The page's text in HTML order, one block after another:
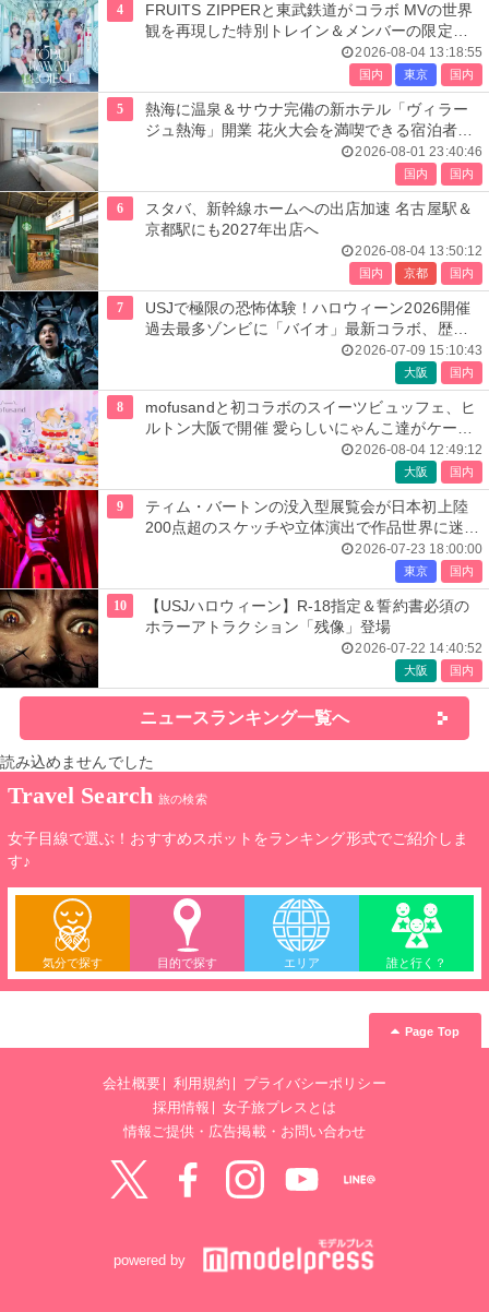
4
FRUITS ZIPPERと東武鉄道がコラボ MVの世界
観を再現した特別トレイン＆メンバーの限定ア
2026-08-04 13:18:55
国内 東京 国内
5
熱海に温泉＆サウナ完備の新ホテル「ヴィラー
ジュ熱海」開業 花火大会を満喫できる宿泊者専
2026-08-01 23:40:46
国内 国内
6
スタバ、新幹線ホームへの出店加速 名古屋駅＆
京都駅にも2027年出店へ
2026-08-04 13:50:12
国内 京都 国内
7
USJで極限の恐怖体験！ハロウィーン2026開催
過去最多ゾンビに「バイオ」最新コラボ、歴代
2026-07-09 15:10:43
大阪 国内
8
mofusandと初コラボのスイーツビュッフェ、ヒ
ルトン大阪で開催 愛らしいにゃんこ達がケーキ
2026-08-04 12:49:12
大阪 国内
9
ティム・バートンの没入型展覧会が日本初上陸
200点超のスケッチや立体演出で作品世界に迷い
2026-07-23 18:00:00
東京 国内
10
【USJハロウィーン】R-18指定＆誓約書必須の
ホラーアトラクション「残像」登場
2026-07-22 14:40:52
大阪 国内
ニュースランキング一覧へ
読み込めませんでした
Travel Search 旅の検索
女子目線で選ぶ！おすすめスポットをランキング形式でご紹介しま
す♪
気分で探す 目的で探す エリア 誰と行く？
Page Top
会社概要 利用規約
プライバシーポリシー
採用情報
女子旅プレスとは
情報ご提供・広告掲載・お問い合わせ
powered by